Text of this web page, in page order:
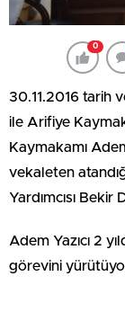
0
30.11.2016 tarih
ile Arifiye
Kaymakamı Adem
vekaleten
Yardımcısı Bekir
Adem Yazıcı 2
görevini